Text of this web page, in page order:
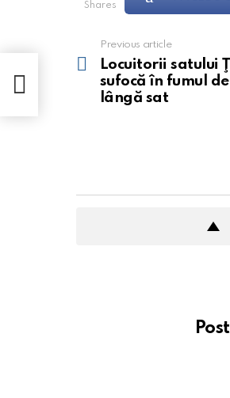
shares
more
Previous article
Locuitorii satului
sufocă în fumul
lângă sat
sat